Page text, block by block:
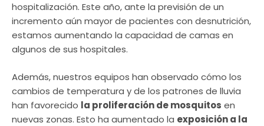
hospitalización. Este año, ante la previsión de un
incremento aún mayor de pacientes con desnutrición,
estamos aumentando la capacidad de camas en
algunos de sus hospitales.
Además, nuestros equipos han observado cómo los
cambios de temperatura y de los patrones de lluvia
han favorecido la proliferación de mosquitos en
nuevas zonas. Esto ha aumentado la exposición a la